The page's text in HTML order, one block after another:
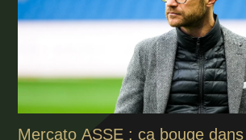
Mercato ASSE : ça bouge